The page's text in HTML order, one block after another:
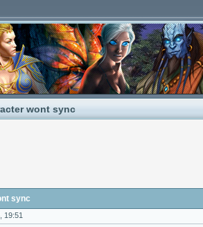
wont sync
sync
19:51